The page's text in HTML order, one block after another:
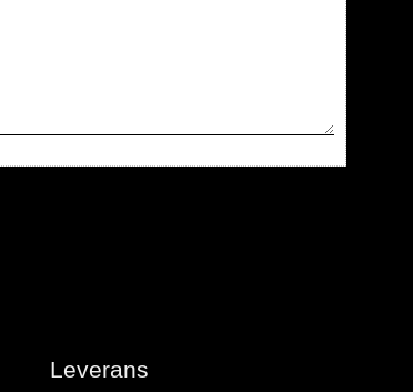
Leverans